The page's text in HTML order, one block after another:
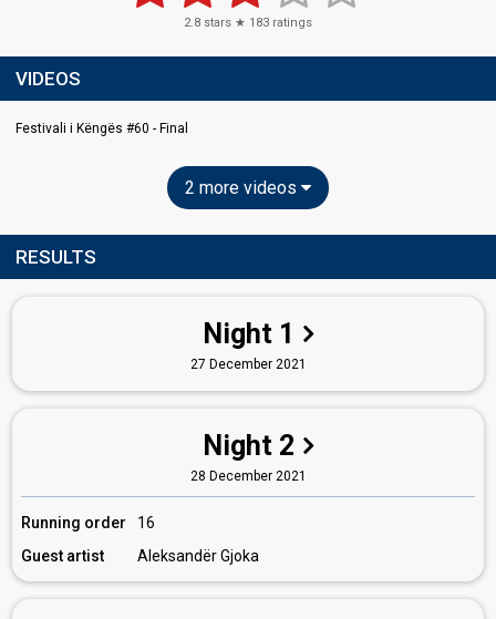
2.8 stars ★ 183 ratings
VIDEOS
Festivali i Këngës #60 - Final
2 more videos
RESULTS
Night 1
27 December 2021
Night 2
28 December 2021
Running order
16
Guest artist
Aleksandër Gjoka